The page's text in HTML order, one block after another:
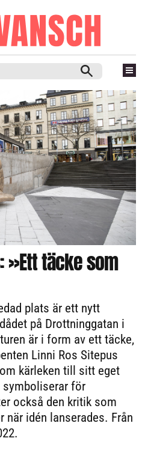
»Ett täcke som
plats är ett nytt
på Drottninggatan i
är i form av ett täcke,
Linni Ros Sitepus
kärleken till sitt eget
symboliserar för
också den kritik som
när idén lanserades. Från